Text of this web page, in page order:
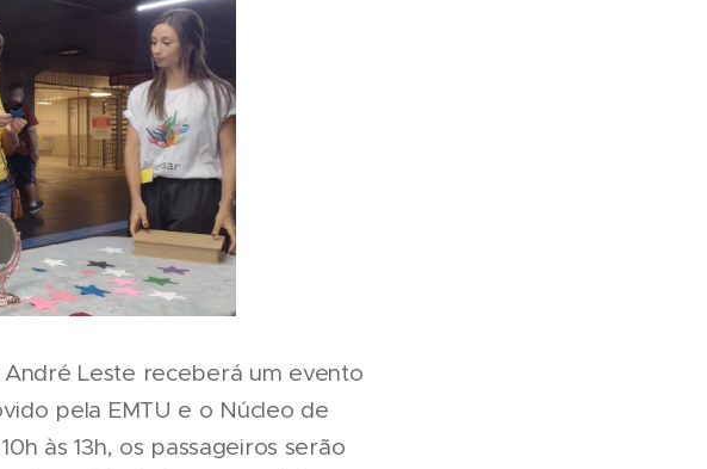
Leste receberá um evento
pela EMTU e o Núcleo de
às 13h, os passageiros serão